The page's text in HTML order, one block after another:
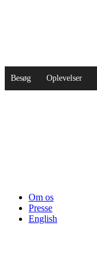
Besøg Oplevelser
Om os
Presse
English